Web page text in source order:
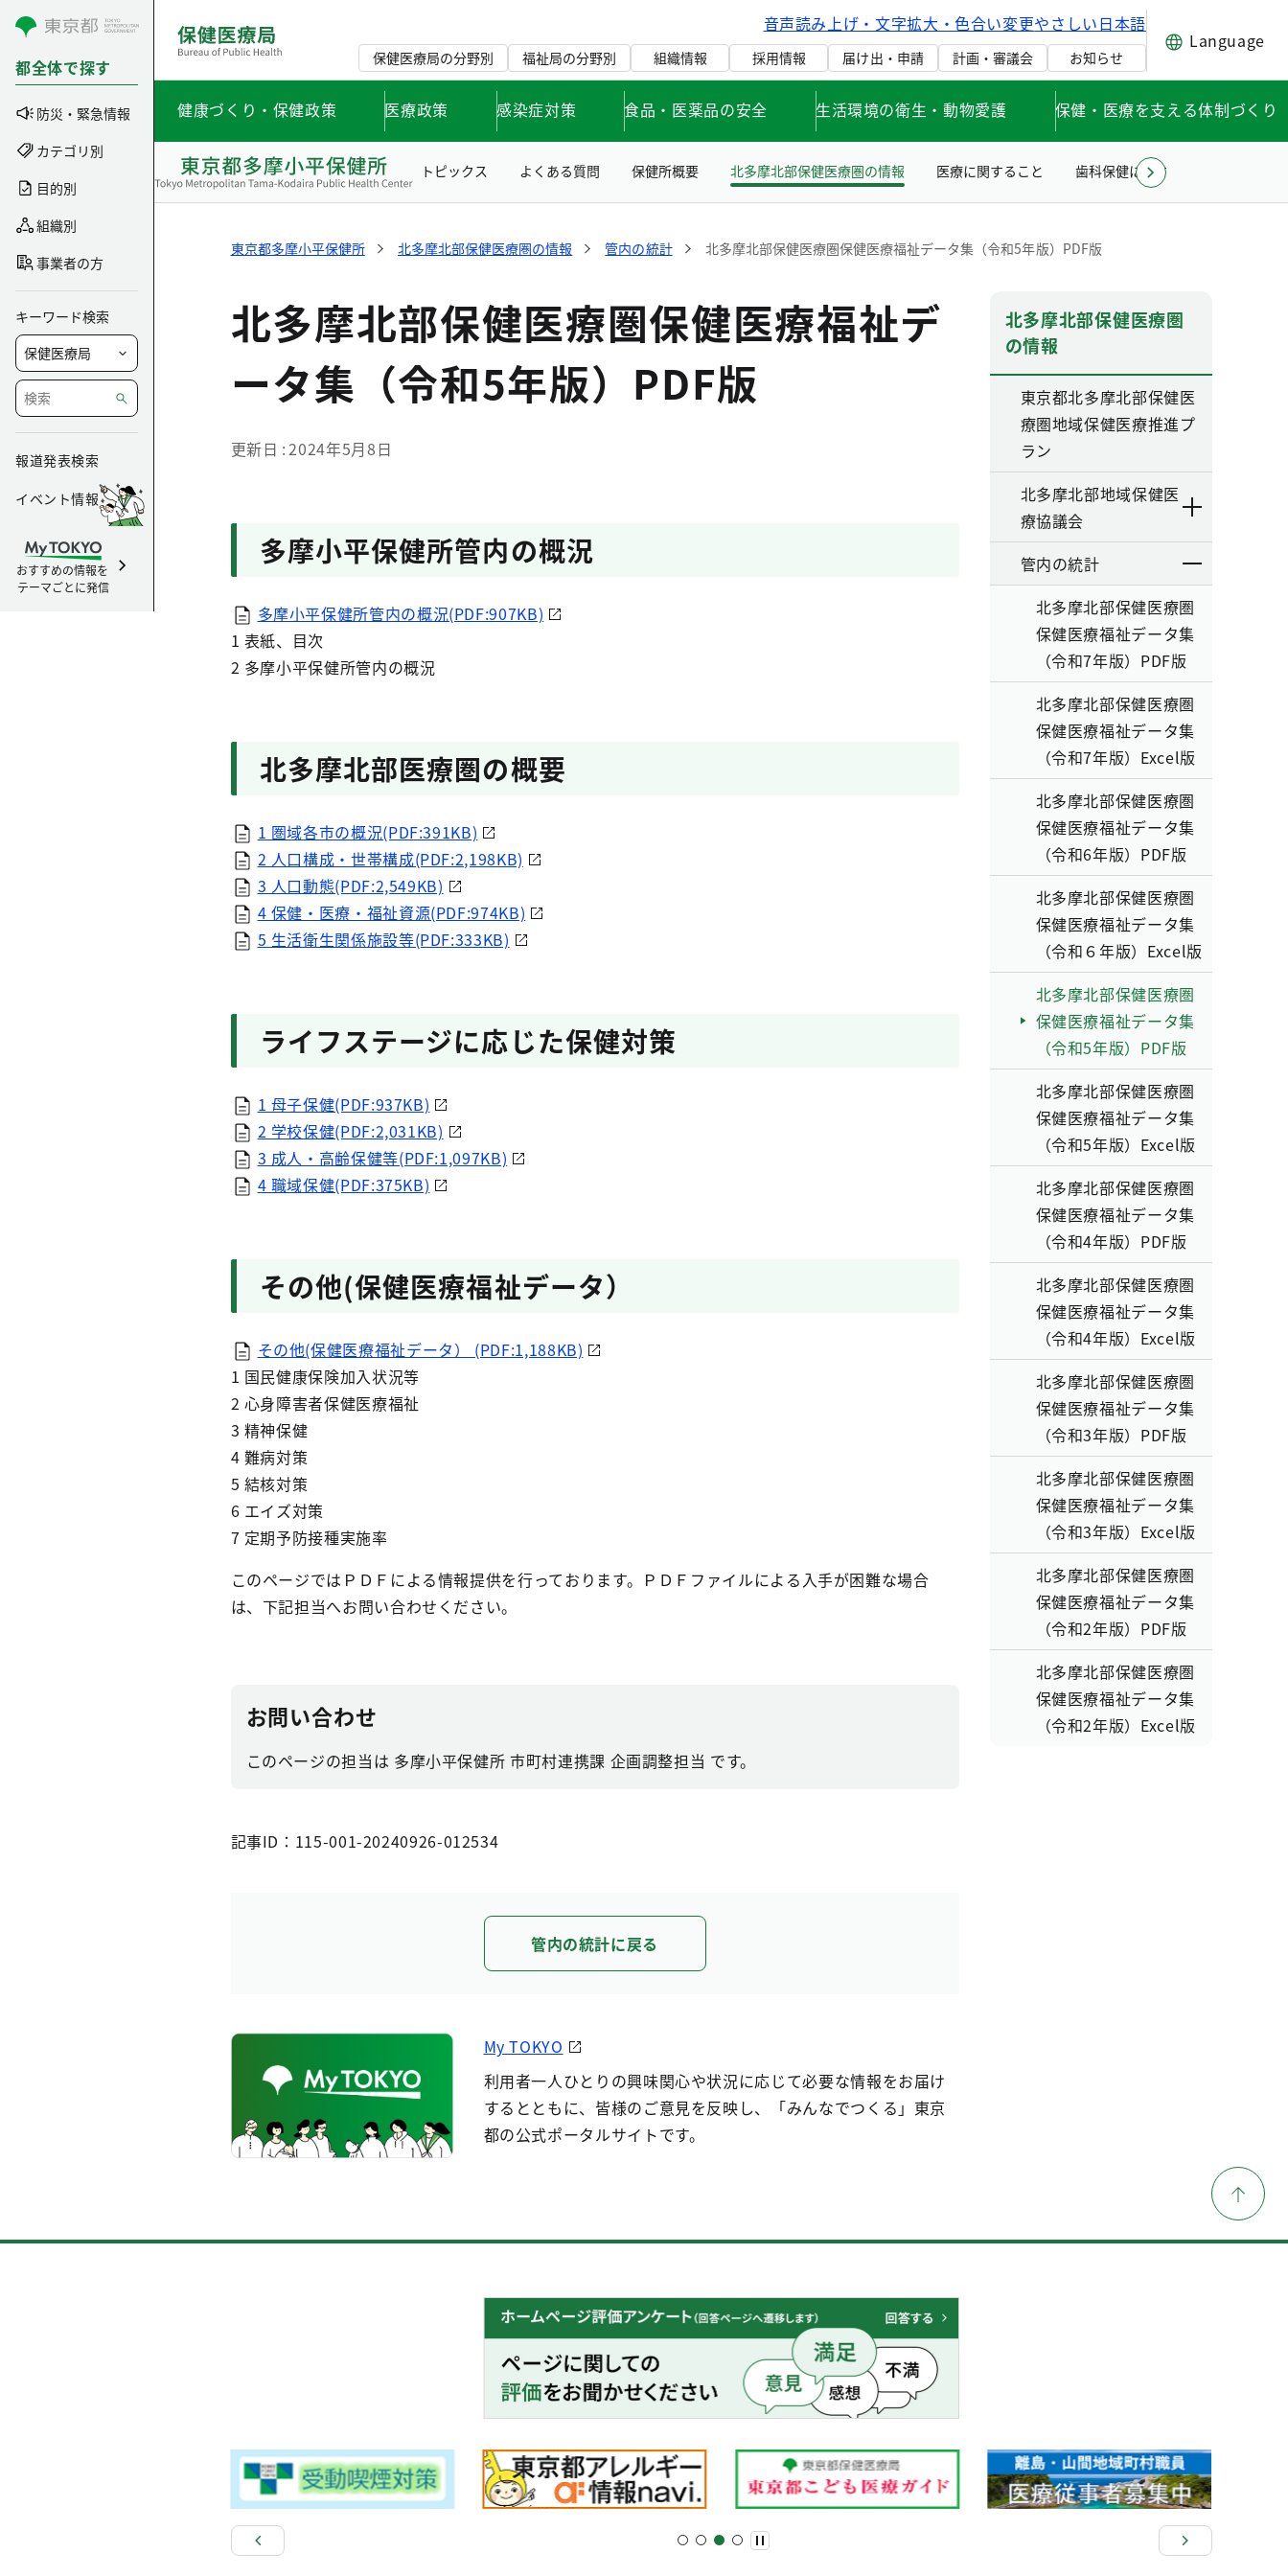
コンテンツにスキップ
都全体で探す
防災・緊急情報
カテゴリ別
目的別
組織別
事業者の方
キーワード検索
報道発表検索
イベント情報
おすすめの情報を
テーマごとに発信
音声読み上げ・文字拡大・色合い変更やさしい日本語
保健医療局の分野別 福祉局の分野別 組織情報 採用情報 届け出・申請 計画・審議会 お知らせ
Language
健康づくり・保健政策 医療政策 感染症対策 食品・医薬品の安全 生活環境の衛生・動物愛護 保健・医療を支える体制づくり
トピックス よくある質問 保健所概要 北多摩北部保健医療圏の情報 医療に関すること 歯科保健に関すること
東京都多摩小平保健所 北多摩北部保健医療圏の情報 管内の統計 北多摩北部保健医療圏保健医療福祉データ集（令和5年版）PDF版
北多摩北部保健医療圏保健医療福祉デ
ータ集（令和5年版）PDF版
更新日 2024年5月8日
多摩小平保健所管内の概況
多摩小平保健所管内の概況(PDF:907KB)
1 表紙、目次
2 多摩小平保健所管内の概況
北多摩北部医療圏の概要
1 圏域各市の概況(PDF:391KB)
2 人口構成・世帯構成(PDF:2,198KB)
3 人口動態(PDF:2,549KB)
4 保健・医療・福祉資源(PDF:974KB)
5 生活衛生関係施設等(PDF:333KB)
ライフステージに応じた保健対策
1 母子保健(PDF:937KB)
2 学校保健(PDF:2,031KB)
3 成人・高齢保健等(PDF:1,097KB)
4 職域保健(PDF:375KB)
その他(保健医療福祉データ）
その他(保健医療福祉データ） (PDF:1,188KB)
1 国民健康保険加入状況等
2 心身障害者保健医療福祉
3 精神保健
4 難病対策
5 結核対策
6 エイズ対策
7 定期予防接種実施率
このページではＰＤＦによる情報提供を行っております。ＰＤＦファイルによる入手が困難な場合
は、下記担当へお問い合わせください。
お問い合わせ
このページの担当は 多摩小平保健所 市町村連携課 企画調整担当 です。
記事ID：115-001-20240926-012534
管内の統計に戻る
My TOKYO
利用者一人ひとりの興味関心や状況に応じて必要な情報をお届け
するとともに、皆様のご意見を反映し、「みんなでつくる」東京
都の公式ポータルサイトです。
北多摩北部保健医療圏
の情報
東京都北多摩北部保健医
療圏地域保健医療推進プ
ラン
北多摩北部地域保健医
療協議会
管内の統計
北多摩北部保健医療圏
保健医療福祉データ集
（令和7年版）PDF版
北多摩北部保健医療圏
保健医療福祉データ集
（令和7年版）Excel版
北多摩北部保健医療圏
保健医療福祉データ集
（令和6年版）PDF版
北多摩北部保健医療圏
保健医療福祉データ集
（令和６年版）Excel版
北多摩北部保健医療圏
保健医療福祉データ集
（令和5年版）PDF版
北多摩北部保健医療圏
保健医療福祉データ集
（令和5年版）Excel版
北多摩北部保健医療圏
保健医療福祉データ集
（令和4年版）PDF版
北多摩北部保健医療圏
保健医療福祉データ集
（令和4年版）Excel版
北多摩北部保健医療圏
保健医療福祉データ集
（令和3年版）PDF版
北多摩北部保健医療圏
保健医療福祉データ集
（令和3年版）Excel版
北多摩北部保健医療圏
保健医療福祉データ集
（令和2年版）PDF版
北多摩北部保健医療圏
保健医療福祉データ集
（令和2年版）Excel版